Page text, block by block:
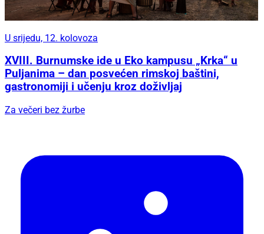
U srijedu, 12. kolovoza
XVIII. Burnumske ide u Eko kampusu „Krka“ u
Puljanima – dan posvećen rimskoj baštini,
gastronomiji i učenju kroz doživljaj
Za večeri bez žurbe